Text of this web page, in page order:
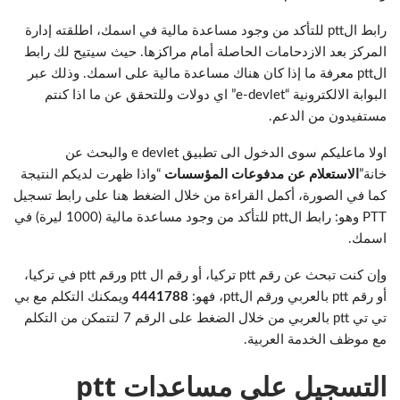
رابط الptt للتأكد من وجود مساعدة مالية في اسمك، اطلقته إدارة
المركز بعد الازدحامات الحاصلة أمام مراكزها. حيث سيتيح لك رابط
الptt معرفة ما إذا كان هناك مساعدة مالية على اسمك. وذلك عبر
البوابة الالكترونية “e-devlet” اي دولات وللتحقق عن ما اذا كنتم
مستفيدون من الدعم.
اولا ماعليكم سوى الدخول الى تطبيق e devlet والبحث عن
خانة” الاستعلام عن مدفوعات المؤسسات “واذا ظهرت لديكم النتيجة
كما في الصورة، أكمل القراءة من خلال الضغط هنا على رابط تسجيل
PTT وهو: رابط الptt للتأكد من وجود مساعدة مالية (1000 ليرة) في
اسمك.
وإن كنت تبحث عن رقم ptt تركيا، أو رقم ال ptt ورقم ptt في تركيا،
أو رقم ptt بالعربي ورقم الptt، فهو:
4441788 ويمكنك التكلم مع بي
تي تي ptt بالعربي من خلال الضغط على الرقم 7 لتتمكن من التكلم
مع موظف الخدمة العربية.
التسجيل على مساعدات ptt